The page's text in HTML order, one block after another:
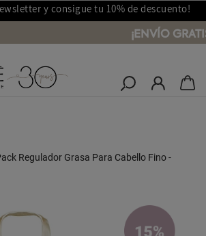
y consigue tu 10% de descuento!
¡ENVÍO
Salones Lakmé
Regulador Grasa Para Cabello Fino -